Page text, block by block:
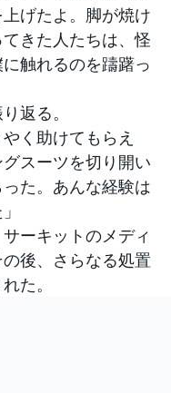
げたよ。脚が焼け
きた人たちは、怪
触れるのを躊躇っ
返る。
く助けてもらえ
スーツを切り開い
た。あんな経験は
ーキットのメディ
後、さらなる処置
た。